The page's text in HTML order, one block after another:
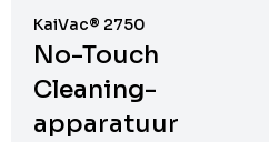
KaiVac® 2750
No-Touch
Cleaning-
apparatuur